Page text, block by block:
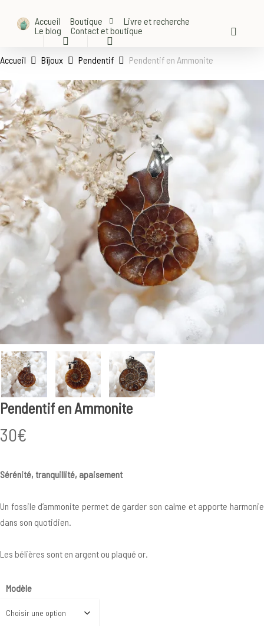
content
Accueil Boutique
Livre et recherche
Le blog
Contact et boutique
Accueil Bijoux Pendentif Pendentif en Ammonite
Pendentif en Ammonite
30€
Sérénité, tranquillité, apaisement
Un fossile d’ammonite permet de garder son calme et apporte harmonie
dans son quotidien.
Les bélières sont en argent ou plaqué or.
Modèle